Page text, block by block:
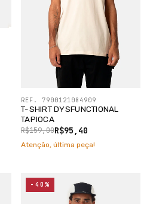
T-SHIRT DYSFUNCTIONAL
TAPIOCA
R$95,40
R$159,00
REF. 7900121084909
Atenção, última peça!
-40%